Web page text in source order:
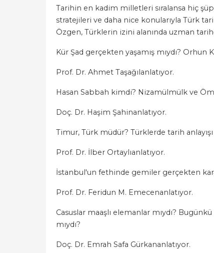
Tarihin en kadim milletleri sıralansa hiç
stratejileri ve daha nice konularıyla Türk
Özgen, Türklerin izini alanında uzman
Kür Şad gerçekten yaşamış mıydı?
Prof. Dr. Ahmet Taşağılanlatıyor.
Hasan Sabbah kimdi? Nizamülmülk ve
Doç. Dr. Haşim Şahinanlatıyor.
Timur, Türk müdür? Türklerde tarih
Prof. Dr. İlber Ortaylıanlatıyor.
İstanbul'un fethinde gemiler gerçekten
Prof. Dr. Feridun M. Emecenanlatıyor.
Casuslar maaşlı elemanlar mıydı?
mıydı?
Doç. Dr. Emrah Safa Gürkananlatıyor.